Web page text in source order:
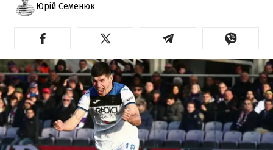
Юрій Семенюк